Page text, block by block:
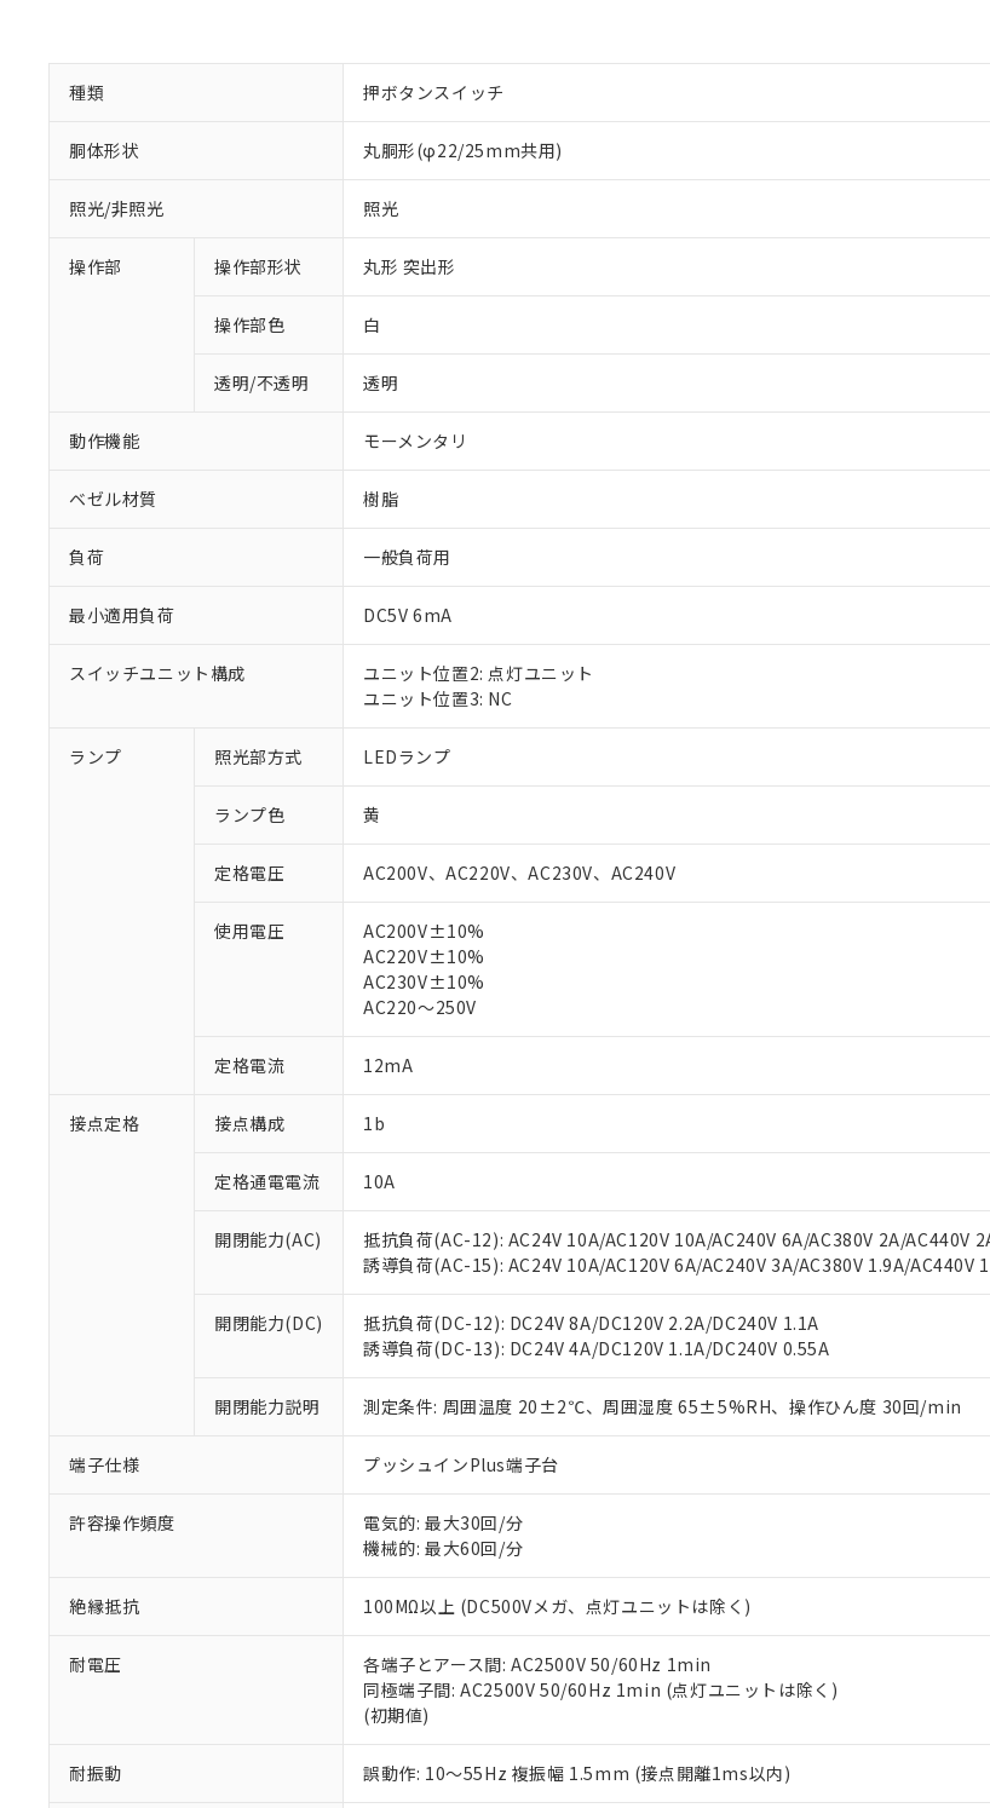
種類 押ボタンスイッチ
胴体形状 丸胴形(φ22/25mm共用)
照光/非照光 照光
操作部 操作部形状 丸形 突出形
操作部色 白
透明/不透明 透明
動作機能 モーメンタリ
ベゼル材質 樹脂
負荷 一般負荷用
最小適用負荷 DC5V 6mA
スイッチユニット構成
ユニット位置2: 点灯ユニット
ユニット位置3: NC
ランプ 照光部方式 LEDランプ
ランプ色 黄
定格電圧 AC200V、AC220V、AC230V、AC240V
使用電圧
AC200V±10%
AC220V±10%
AC230V±10%
AC220～250V
定格電流 12mA
接点定格 接点構成 1b
定格通電電流 10A
開閉能力(AC)
抵抗負荷(AC-12): AC24V 10A/AC120V 10A/AC240V 6A/AC380V 2A/AC440V
誘導負荷(AC-15): AC24V 10A/AC120V 6A/AC240V 3A/AC380V 1.9A/AC440V
開閉能力(DC)
抵抗負荷(DC-12): DC24V 8A/DC120V 2.2A/DC240V 1.1A
誘導負荷(DC-13): DC24V 4A/DC120V 1.1A/DC240V 0.55A
開閉能力説明 測定条件: 周囲温度 20±2℃、周囲湿度 65±5%RH、操作ひん度 30回/min
端子仕様 プッシュインPlus端子台
許容操作頻度
電気的: 最大30回/分
機械的: 最大60回/分
絶縁抵抗 100MΩ以上 (DC500Vメガ、点灯ユニットは除く)
耐電圧
各端子とアース間: AC2500V 50/60Hz 1min
同極端子間: AC2500V 50/60Hz 1min (点灯ユニットは除く)
(初期値)
耐振動 誤動作: 10～55Hz 複振幅 1.5mm (接点開離1ms以内)
ご利用条件
以下の条件をお読みいただき、同意のうえご利用ください。
正式な納期状況および標準価格はお客様のお取引先、またはお客様担
当社販売員にご相談ください。
オムロン制御機器販売店や当社販売拠点は「販売ネットワーク
」を
在庫状況および標準価格結果を当社の事前の承諾なく第三者に漏洩ま
す。
マイパーツ機能（部品リスト作成サービス）をご利用いただくには、
ている必要があります。
が、当社の製品・サービスに関するお客様との取引・商談に必要な範
さい。
※当社の共同利用者とは、
いる法人を指します。
対応予定：EU RoHS指令（10物質）の非含有に対応した製品に切り替える
対応予定なし：EU RoHS指令（10物質）の非含有に非対応の商品で、対応
調査・確認中：EU RoHS指令（10物質）の非含有の対応状況を調査中また
非該当品：ライセンス料など無形物で、有害物質有無と関係のない商品です
仕入先様の事情により、非含有部品としていたものが、含有品と判明した
があります。
*EU RoHS指令（10物質）：
六価クロム(Cr(Ⅵ)) 1000ppm以下、ポリ臭化ビフェニル類(PBB) 1000ppm以下、ポリ臭化ジフェ
但し、RoHS指令で産業用監視および制御機器に対する適用除外項目は除く。
フタル酸エステル類の４物質については閾値を超える意図的な使用がないことを確認しています。
※2 対応予定月
部品在庫の切り替え状況などにより、予定月が前後することがあります。
※3 非含有証明書ダウンロード
EU RoHS指令（10物質）の非含有証明書
51物質の非含有証明書（当社基準）
※本証明書は発行日時点で非含有を証明するもので、過去に遡って非含有を
また、RoHS指令のフタル酸エステル類４物質の対応では、対応完了まで
混在することから備考欄に対応日を記載しておりました。
既に当社にて対応品への在庫切替を完了していることから、特段のこと
※1 中国RoHS○×表
「×」：最大均質材料含有率が中国RoHSの基準値を超えていることを示し
「－」：未確認です。当社販売部門へお問い合わせください。
Pb(鉛) :1000ppm、 Hg(水銀) : 1000ppm、 Cd(カドミウム) : 100ppm、
DBP(フタル酸ジブチル) : 1000ppm、 DIBP(フタル酸ジイソブチル) : 1000ppm、 BBP(フタル酸
※2 環境保護使用期限
「ｅ」：有害物質（10物質）のすべてが基準値以下であることを示します。
「10」：通常の使用状況下において有害物質が外部に漏えいし、環境に深
味します。
「－」：未確認です。当社販売部門へお問い合わせください。
う）を輸出または国外への提供する場合は、日本国政府の輸出許可(ま
置等に一切使用いたしません。
当社は、貴社製品を第三者に販売する場合は、上記1、2および3の内
また当社は、販売先および販売に係わる関係者が違法に輸出するおそ
たしません。
記
説明
△ 一定数には満たないが在庫あり
－
在庫なし(最新の在庫状況については、お客様のお取引先、または
機器販売店・当社販売員にご確認ください)
空
白
受注生産機種、また在庫状況の情報を公開していない機種